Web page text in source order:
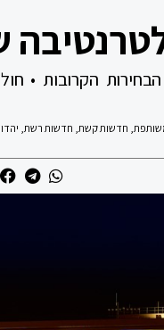
הקרובות •
, חדשות קשת, חדשות רשת,